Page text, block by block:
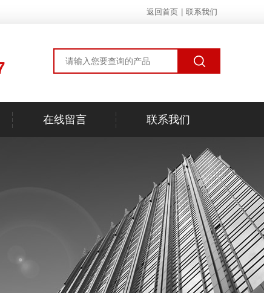
返回首页 联系我们
在线留言 联系我们